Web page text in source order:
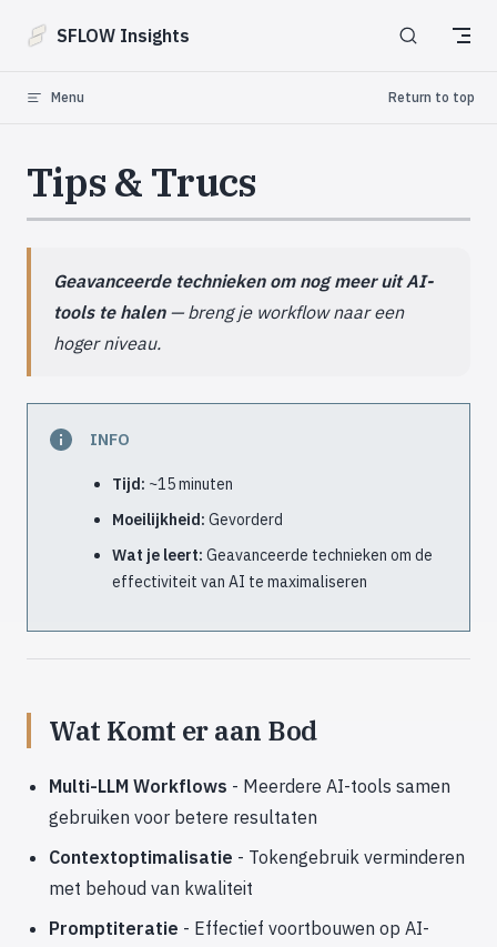
Skip to content
SFLOW Insights
Menu Return to top
Tips & Trucs
Geavanceerde technieken om nog meer uit AI-
tools te halen— breng je workflow naar een
hoger niveau.
INFO
Tijd: ~15 minuten
Moeilijkheid: Gevorderd
Wat je leert: Geavanceerde technieken om de
effectiviteit van AI te maximaliseren
Wat Komt er aan Bod
Multi-LLM Workflows - Meerdere AI-tools samen
gebruiken voor betere resultaten
Contextoptimalisatie - Tokengebruik verminderen
met behoud van kwaliteit
Promptiteratie - Effectief voortbouwen op AI-